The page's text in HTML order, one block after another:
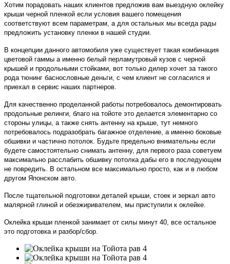
Хотим порадовать наших клиентов предложив вам выездную оклейку
крыши черной пленкой если условия вашего помещения
соответствуют всем параметрам, а для остальных мы всегда рады
предложить установку пленки в нашей студии.
В концепции данного автомобиля уже существует такая комбинация
цветовой гаммы а именно белый перламутровый кузов с черной
крышей и продольными стойками, вот только дилер хочет за такого
рода тюнинг баснословные деньги, с чем клиент не согласился и
приехал в сервис наших партнеров.
Для качественно проделанной работы потребовалось демонтировать
продольные релинги, благо на тойоте это делается элементарно со
стороны улицы, а также снять антенну на крыше, тут немного
потребовалось подразобрать багажное отделение, а именно боковые
обшивки и частично потолок. Будьте предельно внимательны если
будете самостоятельно снимать антенну, для первого раза советуем
максимально расслабить обшивку потолка дабы его в последующем
не повредить. В остальном все максимально просто, как и в любом
другом Японском авто.
После тщательной подготовки деталей крыши, стоек и зеркал авто
малярной глиной и обезжиривателем, мы приступили к оклейке.
Оклейка крыши пленкой занимает от силы минут 40, все остальное
это подготовка и разбор/сбор.